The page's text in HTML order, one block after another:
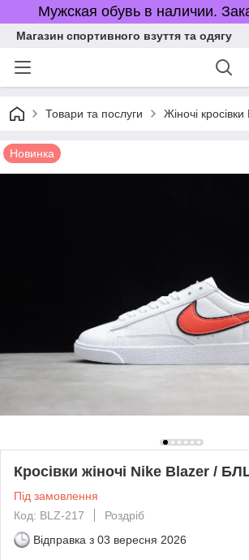
Мужская обувь в наличии.
Магазин спортивного взуття та одягу
Товари та послуги Жіночі
Новинка
Кросівки жіночі Nike Blazer /
Під замовлення
Код: BLZ-217
Роздріб
Відправка з 03 вересня 2026